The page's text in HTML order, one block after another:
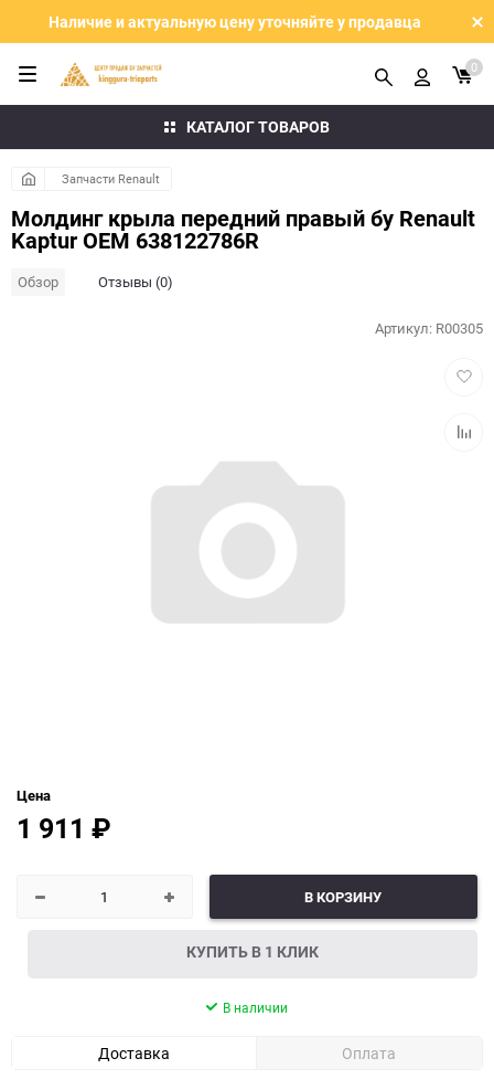
Наличие и актуальную цену уточняйте у продавца
КАТАЛОГ ТОВАРОВ
0
Запчасти Renault
Молдинг крыла передний правый бу Renault
Kaptur OEM 638122786R
Обзор Отзывы (0)
Артикул: R00305
Цена
1 911 ₽
В КОРЗИНУ
КУПИТЬ В 1 КЛИК
В наличии
Доставка Оплата